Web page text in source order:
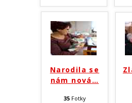
Narodila se
nám nová …
35Fotky